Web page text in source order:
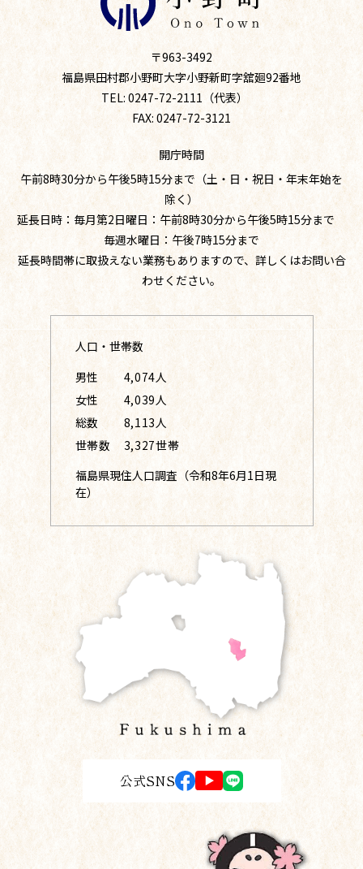
〒963-3492
福島県田村郡小野町大字小野新町字舘廻92番地
TEL: 0247-72-2111（代表）
FAX: 0247-72-3121
開庁時間
午前8時30分から午後5時15分まで（土・日・祝日・年末年始を
除く）
延長日時：毎月第2日曜日：午前8時30分から午後5時15分まで
毎週水曜日：午後7時15分まで
延長時間帯に取扱えない業務もありますので、詳しくはお問い合
わせください。
人口・世帯数
男性
4,074人
女性
4,039人
総数
8,113人
世帯数
3,327世帯
福島県現住人口調査（令和8年6月1日現
在）
公式SNS